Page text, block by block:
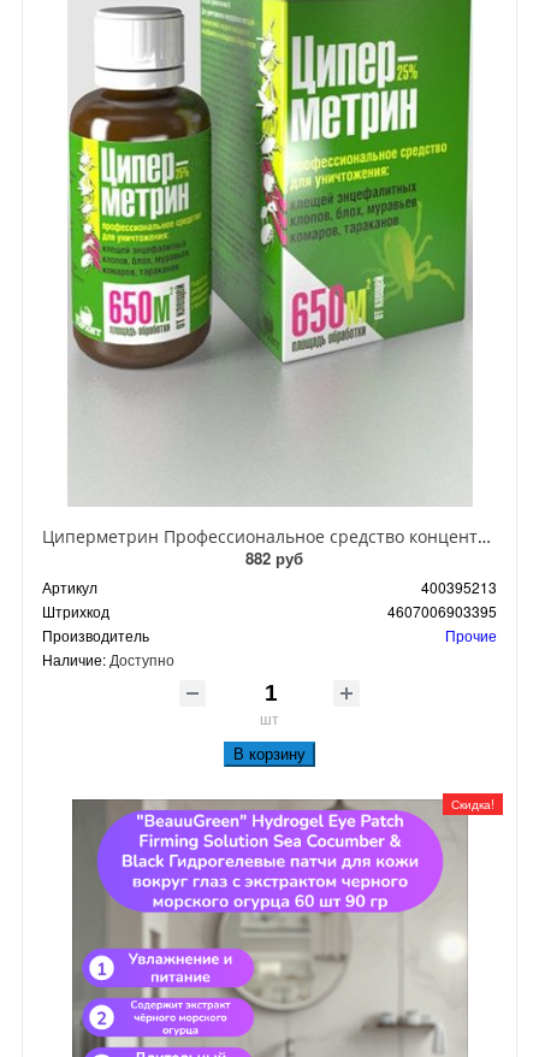
Циперметрин Профессиональное средство концентрат эмульсии 25% для уничтожения тараканов, мух,комаров, блох, клопов, муравьев, ос 50 мл
882 руб
Артикул
400395213
Штрихкод
4607006903395
Производитель
Прочие
Наличие: Доступно
шт
В корзину
Скидка!